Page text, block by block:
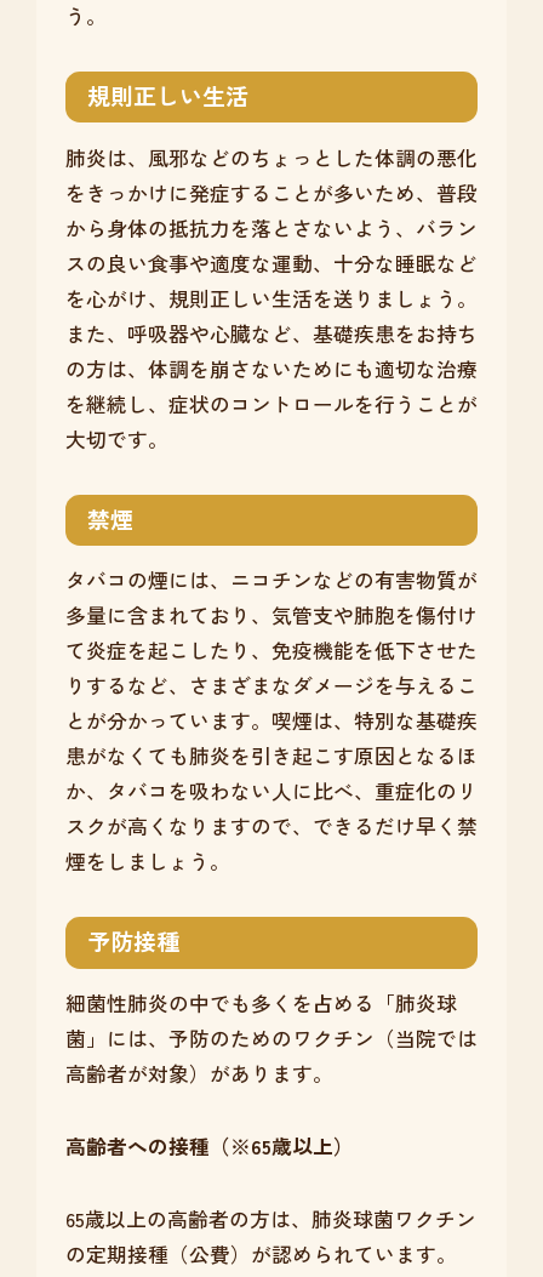
う。
規則正しい生活
肺炎は、風邪などのちょっとした体調の悪化
をきっかけに発症することが多いため、普段
から身体の抵抗力を落とさないよう、バラン
スの良い食事や適度な運動、十分な睡眠など
を心がけ、規則正しい生活を送りましょう。
また、呼吸器や心臓など、基礎疾患をお持ち
の方は、体調を崩さないためにも適切な治療
を継続し、症状のコントロールを行うことが
大切です。
禁煙
タバコの煙には、ニコチンなどの有害物質が
多量に含まれており、気管支や肺胞を傷付け
て炎症を起こしたり、免疫機能を低下させた
りするなど、さまざまなダメージを与えるこ
とが分かっています。喫煙は、特別な基礎疾
患がなくても肺炎を引き起こす原因となるほ
か、タバコを吸わない人に比べ、重症化のリ
スクが高くなりますので、できるだけ早く禁
煙をしましょう。
予防接種
細菌性肺炎の中でも多くを占める「肺炎球
菌」には、予防のためのワクチン（当院では
高齢者が対象）があります。
高齢者への接種（※65歳以上）
65歳以上の高齢者の方は、肺炎球菌ワクチン
の定期接種（公費）が認められています。